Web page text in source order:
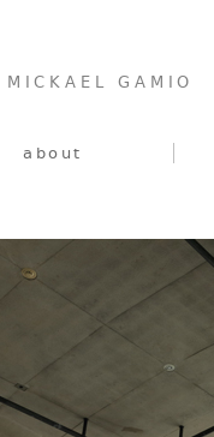
MICKAEL GAMIO
about